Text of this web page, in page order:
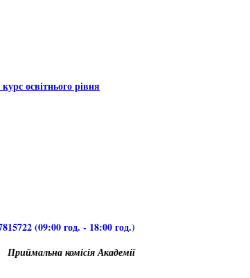
освітнього рівня
(09:00 год. - 18:00 год.)
Приймальна комісія Академії